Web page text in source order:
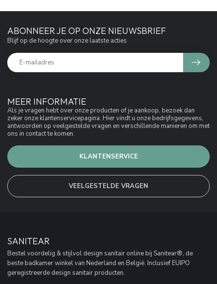
MEER INFORMATIE
Als je vragen hebt over onze producten of je aankoop, bezoek dan
zeker onze klantenservicepagina. Hier vindt u onze bedrijfsgegevens,
antwoorden op veelgestelde vragen en verschillende manieren om met
ons in contact te komen.
KLANTENSERVICE
VEELGESTELDE VRAGEN
ABONNEER JE OP ONZE NIEUWSBRIEF
Blijf op de hoogte over onze laatste acties
SANITEAR
Bestel voordelig & stijlvol design sanitair online bij Sanitear®, de
beste badkamer winkel van Nederland en België. Inclusief EUIPO
geregistreerde design sanitair producten.